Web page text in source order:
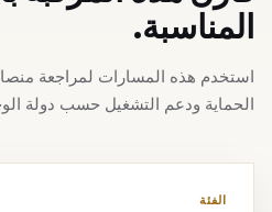
المناسبة.
استخدم هذه المسارات لمراجعة
الحماية ودعم التشغيل حسب دولة
الفئة